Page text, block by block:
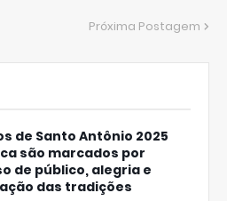
Próxima Postagem
de Santo Antônio 2025
são marcados por
de público, alegria e
das tradições